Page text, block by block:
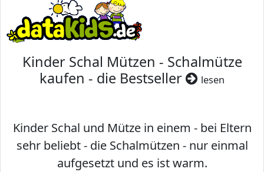
Kinder Schal Mützen - Schalmütze
kaufen - die Bestseller
lesen
Kinder Schal und Mütze in einem - bei Eltern
sehr beliebt - die Schalmützen - nur einmal
aufgesetzt und es ist warm.